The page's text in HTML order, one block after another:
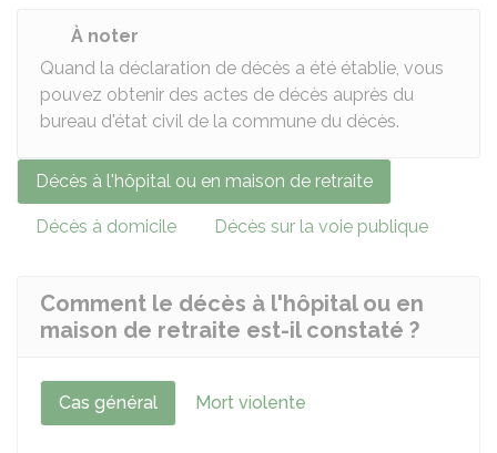
À noter
Quand la déclaration de décès a été établie, vous
pouvez obtenir des actes de décès auprès du
bureau d'état civil de la commune du décès.
Décès à l'hôpital ou en maison de retraite
Décès à domicile Décès sur la voie publique
Comment le décès à l'hôpital ou en
maison de retraite est-il constaté ?
Cas général Mort violente